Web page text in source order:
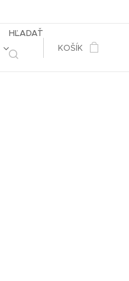
HĽADAŤ
KOŠÍK